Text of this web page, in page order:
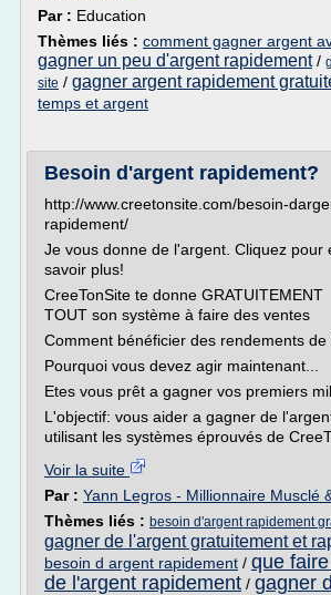
Par : Education
Thèmes liés : comment gagner argent
gagner un peu d'argent rapidement/
site / gagner argent rapidement
temps et argent
Besoin d'argent rapidement?
http://www.creetonsite.com/besoin-
rapidement/
Je vous donne de l'argent. Cliquez pour
savoir plus!
CreeTonSite te donne GRATUITEMENT
TOUT son système à faire des ventes
Comment bénéficier des rendements de
Pourquoi vous devez agir maintenant...
Etes vous prêt a gagner vos premiers
L'objectif: vous aider a gagner de
utilisant les systèmes éprouvés de
Voir la suite
Par : Yann Legros - Millionnaire Musclé
Thèmes liés : besoin d'argent rapidement
gagner de l'argent gratuitement et
besoin d argent rapidement / que
de l'argent rapidement / gagner